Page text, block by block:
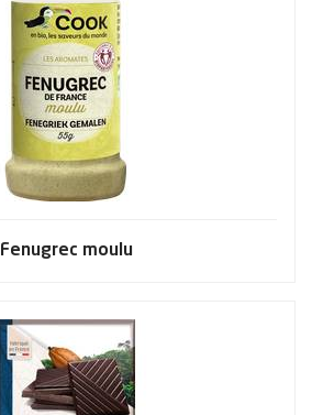
Fenugrec moulu